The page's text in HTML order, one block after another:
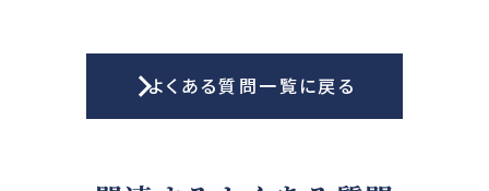
よくある質問一覧に戻る